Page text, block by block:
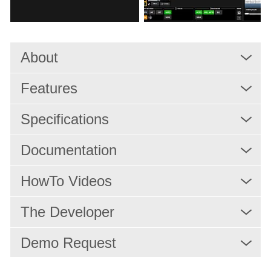
MultiCAM-Studio
Ausspielung
IPTV/OTT-Dienste
Lösungen
About
Features
Specifications
Documentation
HowTo Videos
The Developer
Demo Request